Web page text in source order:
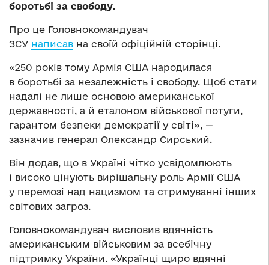
боротьбі за свободу.
Про це Головнокомандувач
ЗСУ написав на своїй офіційній сторінці.
«250 років тому Армія США народилася
в боротьбі за незалежність і свободу. Щоб стати
надалі не лише основою американської
державності, а й еталоном військової потуги,
гарантом безпеки демократії у світі», —
зазначив генерал Олександр Сирський.
Він додав, що в Україні чітко усвідомлюють
і високо цінують вирішальну роль Армії США
у перемозі над нацизмом та стримуванні інших
світових загроз.
Головнокомандувач висловив вдячність
американським військовим за всебічну
підтримку України. «Українці щиро вдячні